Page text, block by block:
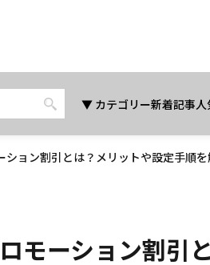
カテゴリー新着記事
ョン割引とは？メリットや設定手順
モーション割引